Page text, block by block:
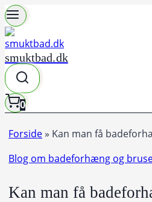
Fortsæt
til
indhold
smuktbad.dk
0
Forside» Kan man få
Blog om badeforhæng og
Kan man få